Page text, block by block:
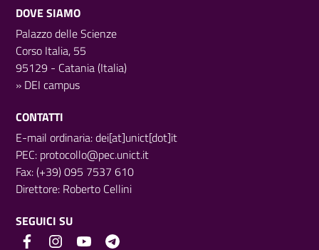
DOVE SIAMO
Palazzo delle Scienze
Corso Italia, 55
95129 - Catania (Italia)
» DEI campus
CONTATTI
E-mail ordinaria: dei[at]unict[dot]it
PEC: protocollo@pec.unict.it
Fax: (+39) 095 7537 610
Direttore: Roberto Cellini
SEGUICI SU